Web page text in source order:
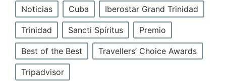
Noticias Cuba Iberostar Grand Trinidad
Trinidad Sancti Spíritus Premio
Best of the Best Travellers’ Choice Awards
Tripadvisor